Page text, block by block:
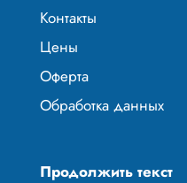
Контакты
Цены
Оферта
Обработка данных
Продолжить текст